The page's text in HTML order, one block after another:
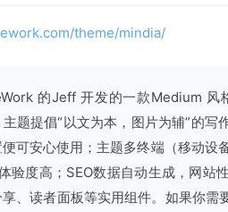
theme/mindia/
的Jeff 开发的一款Medium 风
题提倡“以文为本，图片为辅”的写
可安心使用；主题多终端（移动设
验度高；SEO数据自动生成，网站
、读者面板等实用组件。如果你需